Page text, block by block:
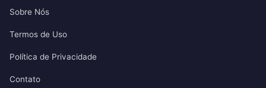
Sobre Nós
Termos de Uso
Política de Privacidade
Contato